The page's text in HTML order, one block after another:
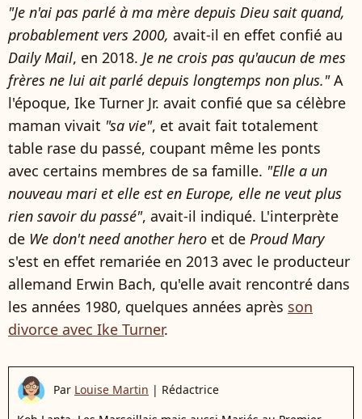
"Je n'ai pas parlé à ma mère depuis Dieu sait quand,
probablement vers 2000, avait-il en effet confié au
Daily Mail, en 2018. Je ne crois pas qu'aucun de mes
frères ne lui ait parlé depuis longtemps non plus."A
l'époque, Ike Turner Jr. avait confié que sa célèbre
maman vivait "sa vie", et avait fait totalement
table rase du passé, coupant même les ponts
avec certains membres de sa famille. "Elle a un
nouveau mari et elle est en Europe, elle ne veut plus
rien savoir du passé", avait-il indiqué. L'interprète
de We don't need another hero et de Proud Mary
s'est en effet remariée en 2013 avec le producteur
allemand Erwin Bach, qu'elle avait rencontré dans
les années 1980, quelques années après son
divorce avec Ike Turner.
Par Louise Martin | Rédactrice